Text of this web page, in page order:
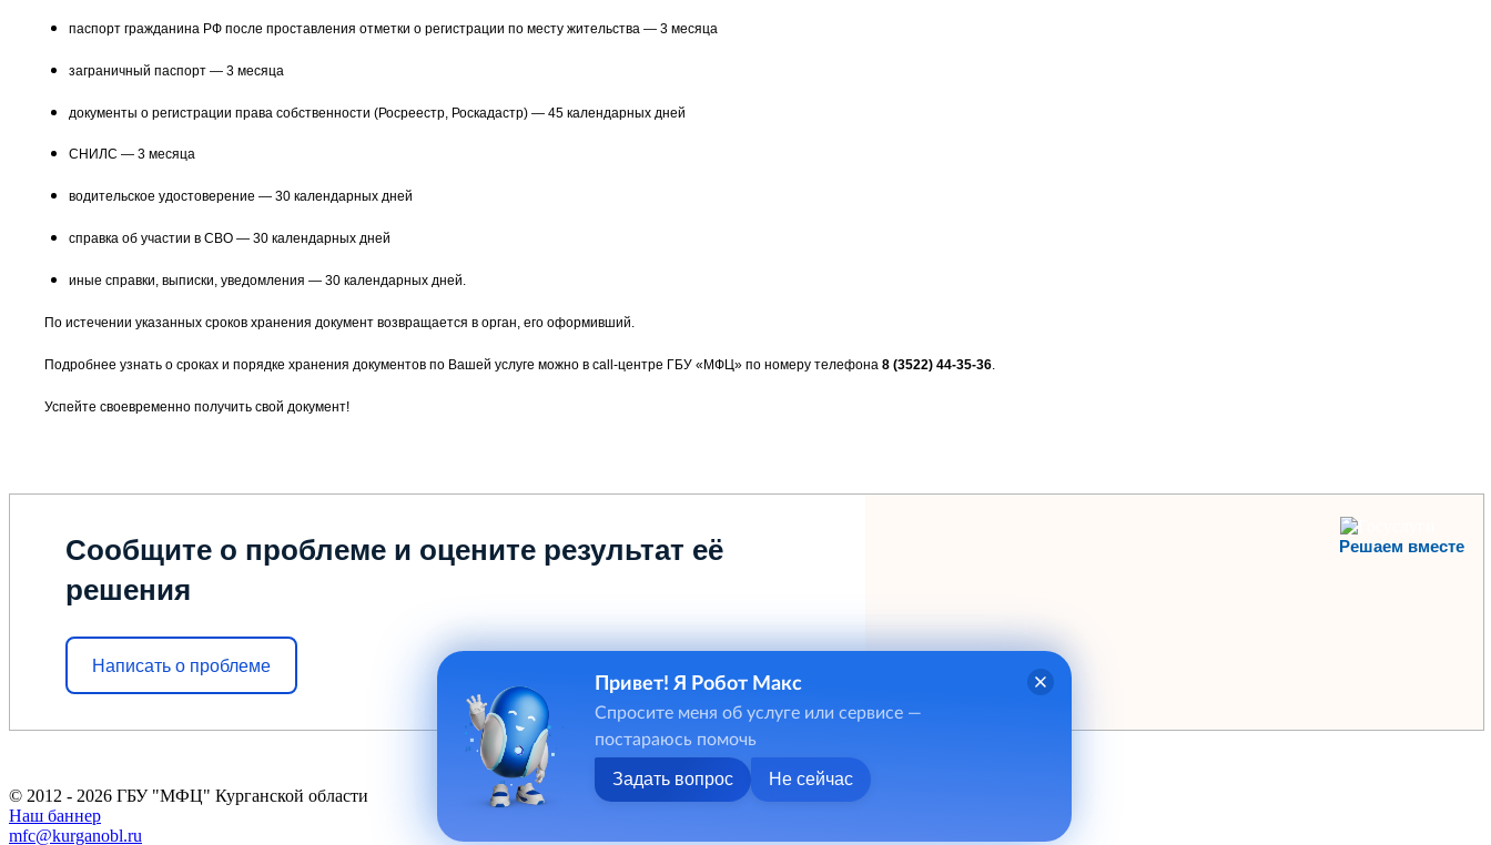
паспорт гражданина РФ после проставления отметки о регистрации по месту жительства — 3 месяца
заграничный паспорт — 3 месяца
документы о регистрации права собственности (Росреестр, Роскадастр) — 45 календарных дней
СНИЛС — 3 месяца
водительское удостоверение — 30 календарных дней
справка об участии в СВО — 30 календарных дней
иные справки, выписки, уведомления — 30 календарных дней.
По истечении указанных сроков хранения документ возвращается в орган, его оформивший.
Подробнее узнать о сроках и порядке хранения документов по Вашей услуге можно вcall-центре ГБУ «МФЦ» по номеру телефона8 (3522) 44-35-36.
Успейте своевременно получить свой документ!
Решаем вместе
Сообщите о проблеме и оцените результат её
решения
Написать о проблеме
© 2012 - 2026 ГБУ "МФЦ" Курганской области
Наш баннер
mfc@kurganobl.ru
Привет! Я Робот Макс
Спросите меня об услуге или сервисе —
постараюсь помочь
Задать вопрос Не сейчас